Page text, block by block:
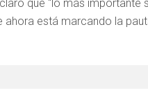
que “lo más importante
ahora está marcando la